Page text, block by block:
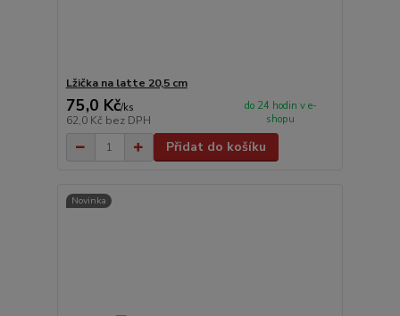
Lžička na latte 20,5 cm
75,0 Kč/ks
62,0 Kč bez DPH
do 24 hodin v e-
shopu
Přidat do košíku
Novinka